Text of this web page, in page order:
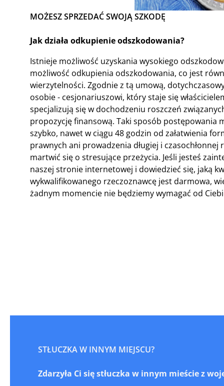
MOŻESZ SPRZEDAĆ SWOJĄ SZKODĘ
Jak działa odkupienie odszkodowania?
Istnieje możliwość uzyskania wysokiego
możliwość odkupienia odszkodowania, co jest
wierzytelności. Zgodnie z tą umową,
osobie - cesjonariuszowi, który staje się
specjalizują się w dochodzeniu roszczeń
propozycję finansową. Taki sposób postępowania
szybko, nawet w ciągu 48 godzin od załatwienia
prawnych ani prowadzenia długiej i
martwić się o stresujące przeżycia. Jeśli jesteś
naszej stronie internetowej i dowiedzieć się, jaką
wykwalifikowanego rzeczoznawcę jest darmowa,
żadnym momencie nie będziemy wymagać od
STŁUCZKA W INNYM MIEJSCU?
Zdarzyła Ci się stłuczka w innym mieście z